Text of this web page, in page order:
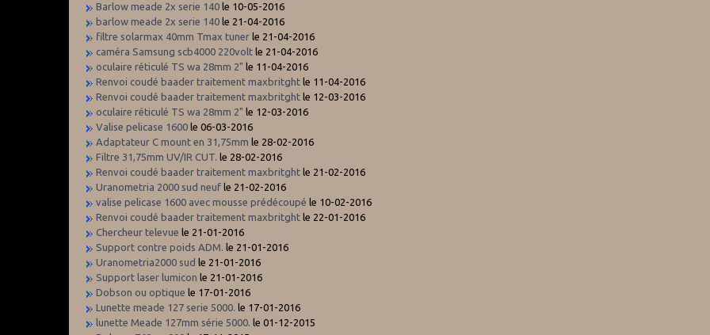
Barlow meade 2x serie 140 le 10-05-2016
barlow meade 2x serie 140 le 21-04-2016
filtre solarmax 40mm Tmax tuner le 21-04-2016
caméra Samsung scb4000 220volt le 21-04-2016
oculaire réticulé TS wa 28mm 2" le 11-04-2016
Renvoi coudé baader traitement maxbritght le 11-04-2016
Renvoi coudé baader traitement maxbritght le 12-03-2016
oculaire réticulé TS wa 28mm 2" le 12-03-2016
Valise pelicase 1600 le 06-03-2016
Adaptateur C mount en 31,75mm le 28-02-2016
Filtre 31,75mm UV/IR CUT. le 28-02-2016
Renvoi coudé baader traitement maxbritght le 21-02-2016
Uranometria 2000 sud neuf le 21-02-2016
valise pelicase 1600 avec mousse prédécoupé le 10-02-2016
Renvoi coudé baader traitement maxbritght le 22-01-2016
Chercheur televue le 21-01-2016
Support contre poids ADM. le 21-01-2016
Uranometria2000 sud le 21-01-2016
Support laser lumicon le 21-01-2016
Dobson ou optique le 17-01-2016
Lunette meade 127 serie 5000. le 17-01-2016
lunette Meade 127mm série 5000. le 01-12-2015